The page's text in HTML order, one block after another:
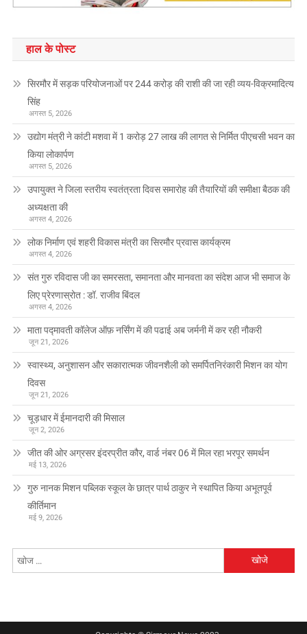
हाल के पोस्ट
सिरमौर में सड़क परियोजनाओं पर 244 करोड़ की राशी की जा रही व्यय-विक्रमादित्य
सिंह
अगस्त 5, 2026
उद्योग मंत्री ने कांटी मशवा में 1 करोड़ 27 लाख की लागत से निर्मित पीएचसी भवन का
किया लोकार्पण
अगस्त 5, 2026
उपायुक्त ने जिला स्तरीय स्वतंत्रता दिवस समारोह की तैयारियों की समीक्षा बैठक की
अध्यक्षता की
अगस्त 4, 2026
लोक निर्माण एवं शहरी विकास मंत्री का सिरमौर प्रवास कार्यक्रम
अगस्त 4, 2026
संत गुरु रविदास जी का समरसता, समानता और मानवता का संदेश आज भी समाज के
लिए प्रेरणास्रोत : डॉ. राजीव बिंदल
अगस्त 4, 2026
माता पद्मावती कॉलेज ऑफ़ नर्सिंग में की पढाई अब जर्मनी में कर रही नौकरी
जून 21, 2026
स्वास्थ्य, अनुशासन और सकारात्मक जीवनशैली को समर्पितनिरंकारी मिशन का योग
दिवस
जून 21, 2026
चूड़धार में ईमानदारी की मिसाल
जून 2, 2026
जीत की ओर अग्रसर इंदरप्रीत कौर, वार्ड नंबर 06 में मिल रहा भरपूर समर्थन
मई 13, 2026
गुरु नानक मिशन पब्लिक स्कूल के छात्र पार्थ ठाकुर ने स्थापित किया अभूतपूर्व
कीर्तिमान
मई 9, 2026
को